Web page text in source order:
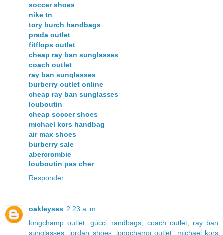
soccer shoes
nike tn
tory burch handbags
prada outlet
fitflops outlet
cheap ray ban sunglasses
coach outlet
ray ban sunglasses
burberry outlet online
cheap ray ban sunglasses
louboutin
cheap soccer shoes
michael kors handbag
air max shoes
burberry sale
abercrombie
louboutin pas cher
Responder
oakleyses 2:23 a. m.
longchamp outlet ,gucci handbags coach outlet, ray ban
sunglasses
jordan shoes, longchamp outlet
michael kors